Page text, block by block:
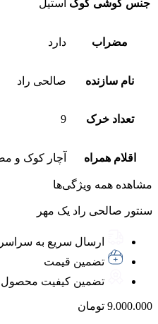
جنس گوشی کوک استیل
مضراب دارد
نام سازنده صالحی راد
تعداد خرک 9
اقلام همراه آچار کوک و
مشاهده همه ویژگی‌ها
سنتور صالحی راد یک مهر
ارسال سریع به سراسر
تضمین قیمت
تضمین کیفیت محصول
9.000.000 تومان